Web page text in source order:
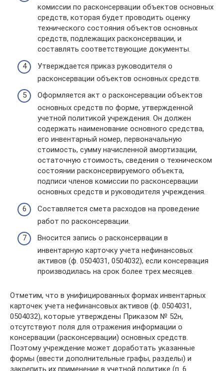
комиссии по расконсервации объектов основных
средств, которая будет проводить оценку
технического состояния объектов основных
средств, подлежащих расконсервации, и
составлять соответствующие документы.
Утверждается приказ руководителя о
расконсервации объектов основных средств.
Оформляется акт о расконсервации объектов
основных средств по форме, утвержденной
учетной политикой учреждения. Он должен
содержать наименование основного средства,
его инвентарный номер, первоначальную
стоимость, сумму начисленной амортизации,
остаточную стоимость, сведения о техническом
состоянии расконсервируемого объекта,
подписи членов комиссии по расконсервации
основных средств и руководителя учреждения.
Составляется смета расходов на проведение
работ по расконсервации.
Вносится запись о расконсервации в
инвентарную карточку учета нефинансовых
активов (ф. 0504031, 0504032), если консервация
производилась на срок более трех месяцев.
Отметим, что в унифицированных формах инвентарных
карточек учета нефинансовых активов (ф. 0504031,
0504032), которые утверждены Приказом № 52н,
отсутствуют поля для отражения информации о
консервации (расконсервации) основных средств.
Поэтому учреждение может доработать указанные
формы (ввести дополнительные графы, разделы) и
закрепить их применение в учетной политике (п. 6